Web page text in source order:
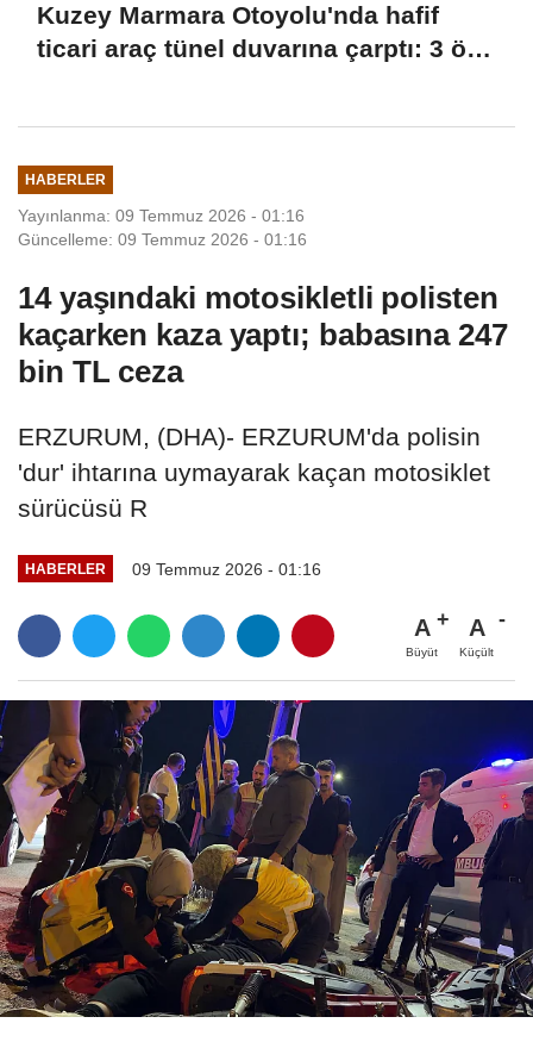
Kuzey Marmara Otoyolu'nda hafif
ticari araç tünel duvarına çarptı: 3 ölü,
HABERLER
Yayınlanma: 09 Temmuz 2026 - 01:16
Güncelleme: 09 Temmuz 2026 - 01:16
14 yaşındaki motosikletli polisten
kaçarken kaza yaptı; babasına 247
bin TL ceza
ERZURUM, (DHA)- ERZURUM'da polisin
'dur' ihtarına uymayarak kaçan motosiklet
sürücüsü R
HABERLER 09 Temmuz 2026 - 01:16
A
Büyüt
A
Küçült